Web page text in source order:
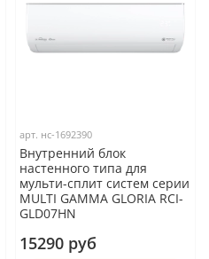
арт. нс-1692390
Внутренний блок
настенного типа для
мульти-сплит систем серии
MULTI GAMMA GLORIA RCI-
GLD07HN
15290 руб